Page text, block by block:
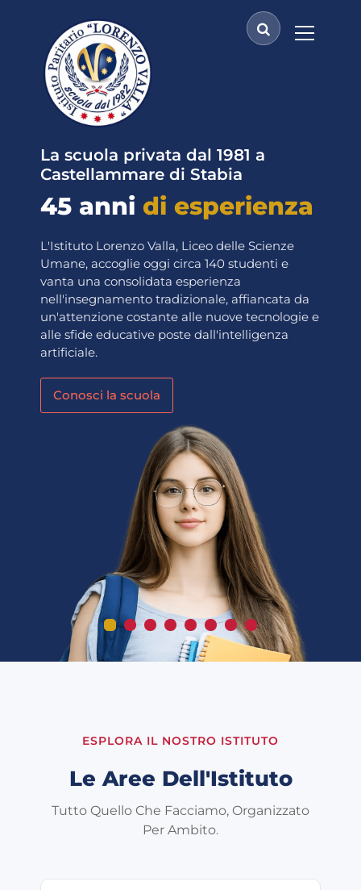
La scuola privata dal 1981 a
Castellammare di Stabia
45 anni di esperienza
L'Istituto Lorenzo Valla, Liceo delle Scienze
Umane, accoglie oggi circa 140 studenti e
vanta una consolidata esperienza
nell'insegnamento tradizionale, affiancata da
un'attenzione costante alle nuove tecnologie e
alle sfide educative poste dall'intelligenza
artificiale.
Conosci la scuola
ESPLORA IL NOSTRO ISTITUTO
Le Aree Dell'Istituto
Tutto Quello Che Facciamo, Organizzato
Per Ambito.